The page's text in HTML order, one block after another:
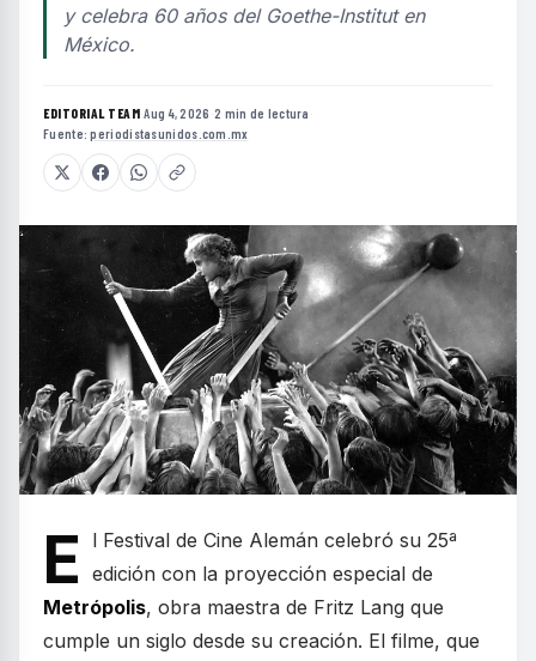
y celebra 60 años del Goethe-Institut en
México.
EDITORIAL TEAM·Aug 4, 2026 ·2 min de lectura ·
Fuente:periodistasunidos.com.mx
E
l Festival de Cine Alemán celebró su 25ª
edición con la proyección especial de
Metrópolis, obra maestra de Fritz Lang que
cumple un siglo desde su creación. El filme, que